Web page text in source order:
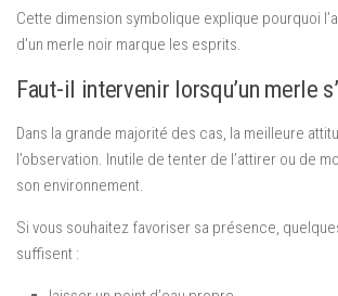
Cette dimension symbolique explique pourquoi
d’un merle noir marque les esprits.
Faut-il intervenir lorsqu’un merle
Dans la grande majorité des cas, la meilleure
l’observation. Inutile de tenter de l’attirer ou de
son environnement.
Si vous souhaitez favoriser sa présence,
suffisent :